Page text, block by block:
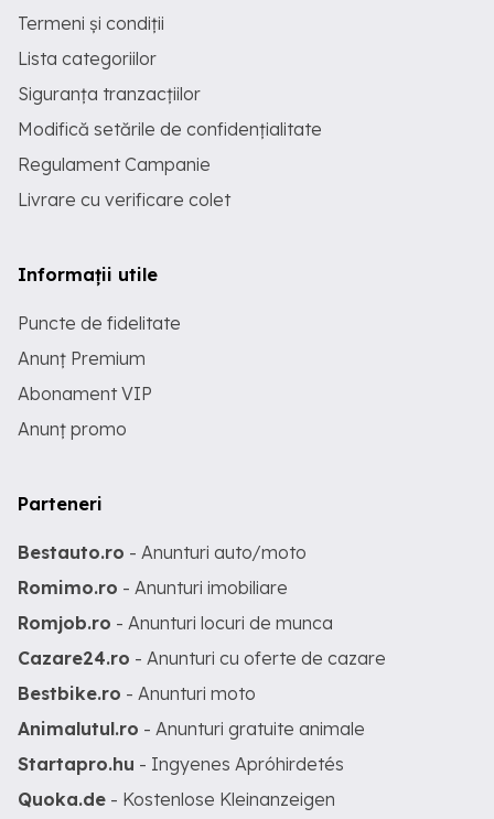
Termeni și condiții
Lista categoriilor
Siguranța tranzacțiilor
Modifică setările de confidențialitate
Regulament Campanie
Livrare cu verificare colet
Informații utile
Puncte de fidelitate
Anunț Premium
Abonament VIP
Anunț promo
Parteneri
Bestauto.ro - Anunturi auto/moto
Romimo.ro - Anunturi imobiliare
Romjob.ro - Anunturi locuri de munca
Cazare24.ro - Anunturi cu oferte de cazare
Bestbike.ro - Anunturi moto
Animalutul.ro - Anunturi gratuite animale
Startapro.hu - Ingyenes Apróhirdetés
Quoka.de - Kostenlose Kleinanzeigen